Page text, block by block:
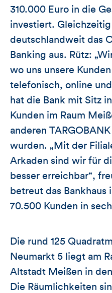
310.000 Euro in die
investiert.
deutschlandweit das
Banking aus. Rütz:
wo uns unsere
telefonisch, online
hat die Bank mit Sitz
Kunden im Raum
anderen
wurden. „Mit der
Arkaden sind wir für
besser erreichbar“,
betreut das Bankhaus
70.500 Kunden in
Die rund 125
Neumarkt 5 liegt am
Altstadt Meißen in
Die Räumlichkeiten